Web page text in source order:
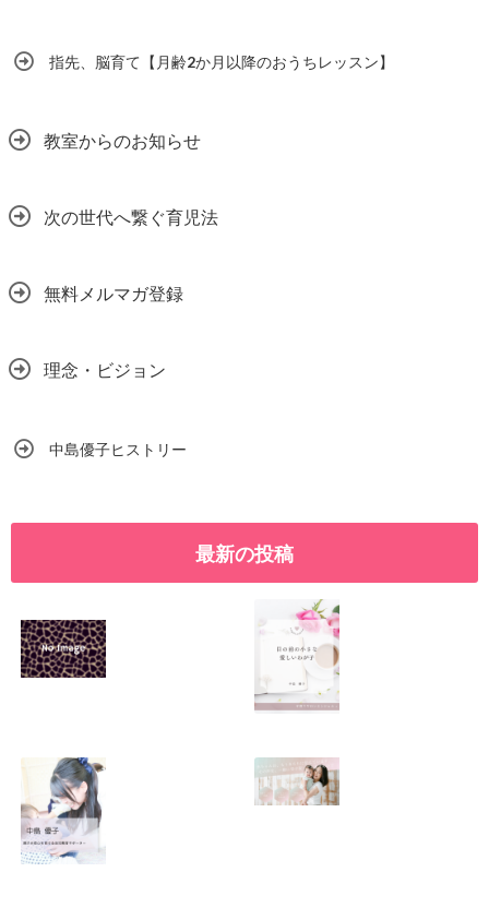
指先、脳育て【月齢2か月以降のおうちレッスン】
教室からのお知らせ
次の世代へ繋ぐ育児法
無料メルマガ登録
理念・ビジョン
中島優子ヒストリー
最新の投稿
2026.01.11 2026.01.08